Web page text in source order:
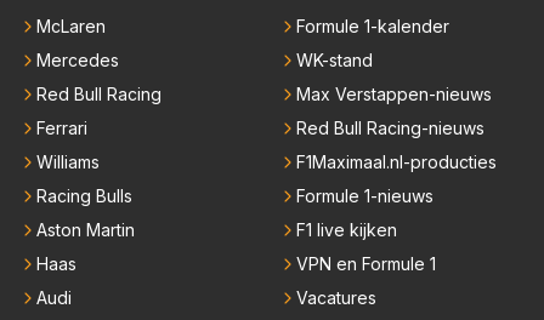
McLaren
Mercedes
Red Bull Racing
Ferrari
Williams
Racing Bulls
Aston Martin
Haas
Audi
Formule 1-kalender
WK-stand
Max Verstappen-nieuws
Red Bull Racing-nieuws
F1Maximaal.nl-producties
Formule 1-nieuws
F1 live kijken
VPN en Formule 1
Vacatures